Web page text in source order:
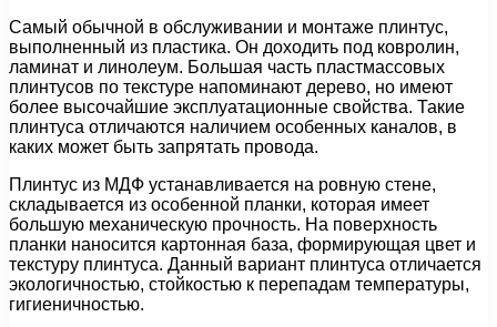
Самый обычной в обслуживании и монтаже плинтус,
выполненный из пластика. Он доходить под ковролин,
ламинат и линолеум. Большая часть пластмассовых
плинтусов по текстуре напоминают дерево, но имеют
более высочайшие эксплуатационные свойства. Такие
плинтуса отличаются наличием особенных каналов, в
каких может быть запрятать провода.
Плинтус из МДФ устанавливается на ровную стене,
складывается из особенной планки, которая имеет
большую механическую прочность. На поверхность
планки наносится картонная база, формирующая цвет и
текстуру плинтуса. Данный вариант плинтуса отличается
экологичностью, стойкостью к перепадам температуры,
гигиеничностью.